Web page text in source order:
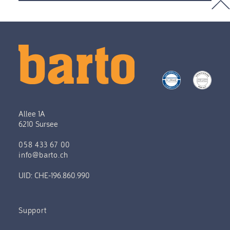
Allee 1A
6210 Sursee
058 433 67 00
info@barto.ch
UID: CHE-196.860.990
Support